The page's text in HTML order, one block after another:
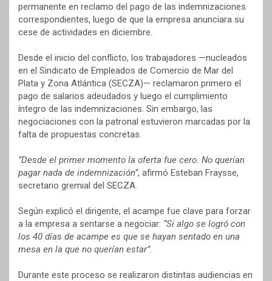
permanente en reclamo del pago de las indemnizaciones
correspondientes, luego de que la empresa anunciara su
cese de actividades en diciembre.
Desde el inicio del conflicto, los trabajadores —nucleados
en el Sindicato de Empleados de Comercio de Mar del
Plata y Zona Atlántica (SECZA)— reclamaron primero el
pago de salarios adeudados y luego el cumplimiento
íntegro de las indemnizaciones. Sin embargo, las
negociaciones con la patronal estuvieron marcadas por la
falta de propuestas concretas.
“Desde el primer momento la oferta fue cero. No querían
pagar nada de indemnización”, afirmó Esteban Fraysse,
secretario gremial del SECZA.
Según explicó el dirigente, el acampe fue clave para forzar
a la empresa a sentarse a negociar: “Si algo se logró con
los 40 días de acampe es que se hayan sentado en una
mesa en la que no querían estar”.
Durante este proceso se realizaron distintas audiencias en